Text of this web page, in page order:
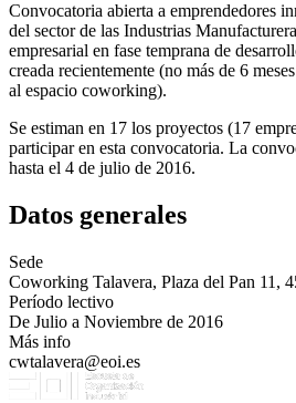
Convocatoria abierta a emprendedores
del sector de las Industrias
empresarial en fase temprana de
creada recientemente (no más de 6
al espacio coworking).
Se estiman en 17 los proyectos (17
participar en esta convocatoria. La
hasta el 4 de julio de 2016.
Datos generales
Sede
Coworking Talavera, Plaza del Pan 11,
Período lectivo
De Julio a Noviembre de 2016
Más info
cwtalavera@eoi.es